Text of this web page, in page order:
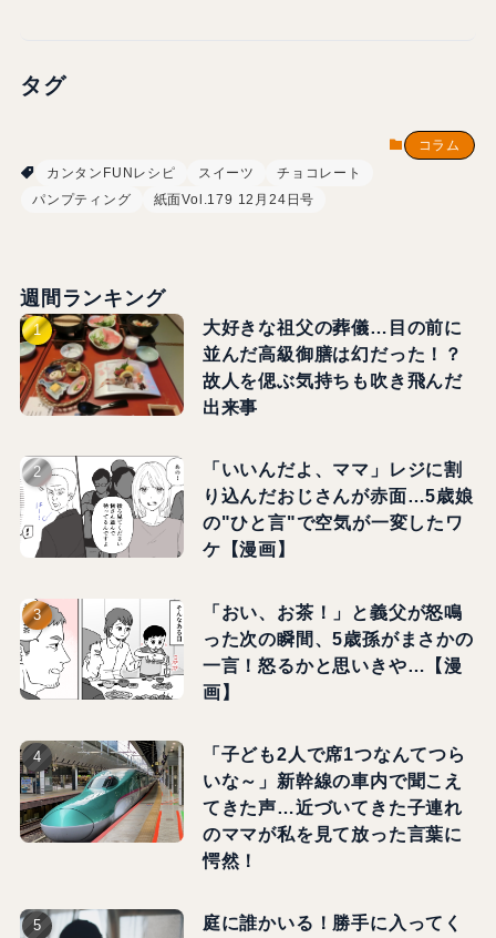
タグ
コラム
カンタンFUNレシピ
スイーツ
チョコレート
パンプティング
紙面Vol.179 12月24日号
週間ランキング
大好きな祖父の葬儀…目の前に
並んだ高級御膳は幻だった！？
故人を偲ぶ気持ちも吹き飛んだ
出来事
「いいんだよ、ママ」レジに割
り込んだおじさんが赤面…5歳娘
の"ひと言"で空気が一変したワ
ケ【漫画】
「おい、お茶！」と義父が怒鳴
った次の瞬間、5歳孫がまさかの
一言！怒るかと思いきや…【漫
画】
「子ども2人で席1つなんてつら
いな～」新幹線の車内で聞こえ
てきた声…近づいてきた子連れ
のママが私を見て放った言葉に
愕然！
庭に誰かいる！勝手に入ってく